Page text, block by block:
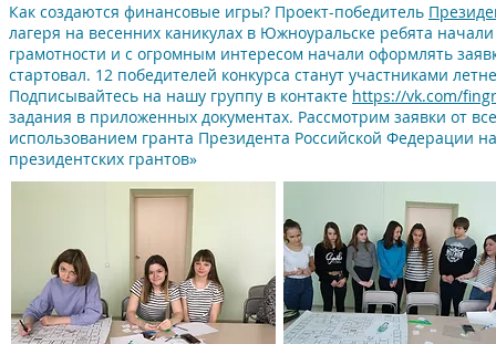
Как создаются финансовые игры? Проект-победитель
лагеря на весенних каникулах в Южноуральске ребята
грамотности и с огромным интересом начали оформлять
стартовал. 12 победителей конкурса станут участниками
Подписывайтесь на нашу группу в контакте https://vk.com/
задания в приложенных документах. Рассмотрим заявки от
использованием гранта Президента Российской Федерации
президентских грантов»